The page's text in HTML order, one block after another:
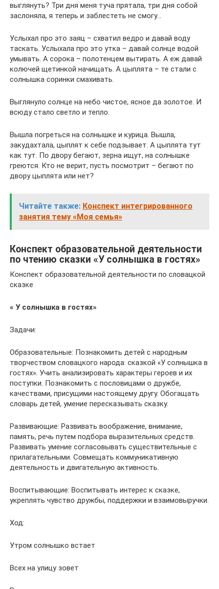
выглянуть? Три дня меня туча прятала, три дня собой
заслоняла, я теперь и заблестеть не смогу…
Услыхал про это заяц – схватил ведро и давай воду
таскать. Услыхала про это утка – давай солнце водой
умывать. А сорока – полотенцем вытирать. А еж давай
колючей щетинкой начищать. А цыплята – те стали с
солнышка соринки смахивать.
Выглянуло солнце на небо чистое, ясное да золотое. И
всюду стало светло и тепло.
Вышла погреться на солнышке и курица. Вышла,
закудахтала, цыплят к себе подзывает. А цыплята тут
как тут. По двору бегают, зерна ищут, на солнышке
греются. Кто не верит, пусть посмотрит – бегают по
двору цыплята или нет?
Читайте также: Конспект интегрированного
занятия тему «Моя семья»
Конспект образовательной деятельности
по чтению сказки «У солнышка в гостях»
Конспект образовательной деятельности по словацкой
сказке
« У солнышка в гостях»
Задачи:
Образовательные: Познакомить детей с народным
творчеством словацкого народа: сказкой «У солнышка в
гостях». Учить анализировать характеры героев и их
поступки. Познакомить с пословицами о дружбе,
качествами, присущими настоящему другу. Обогащать
словарь детей, умение пересказывать сказку.
Развивающие: Развивать воображение, внимание,
память, речь путем подбора выразительных средств.
Развивать умение согласовывать существительные с
прилагательными. Совмещать коммуникативную
деятельность и двигательную активность.
Воспитывающие: Воспитывать интерес к сказке,
укреплять чувство дружбы, поддержки и взаимовыручки.
Ход:
Утром солнышко встает
Всех на улицу зовет